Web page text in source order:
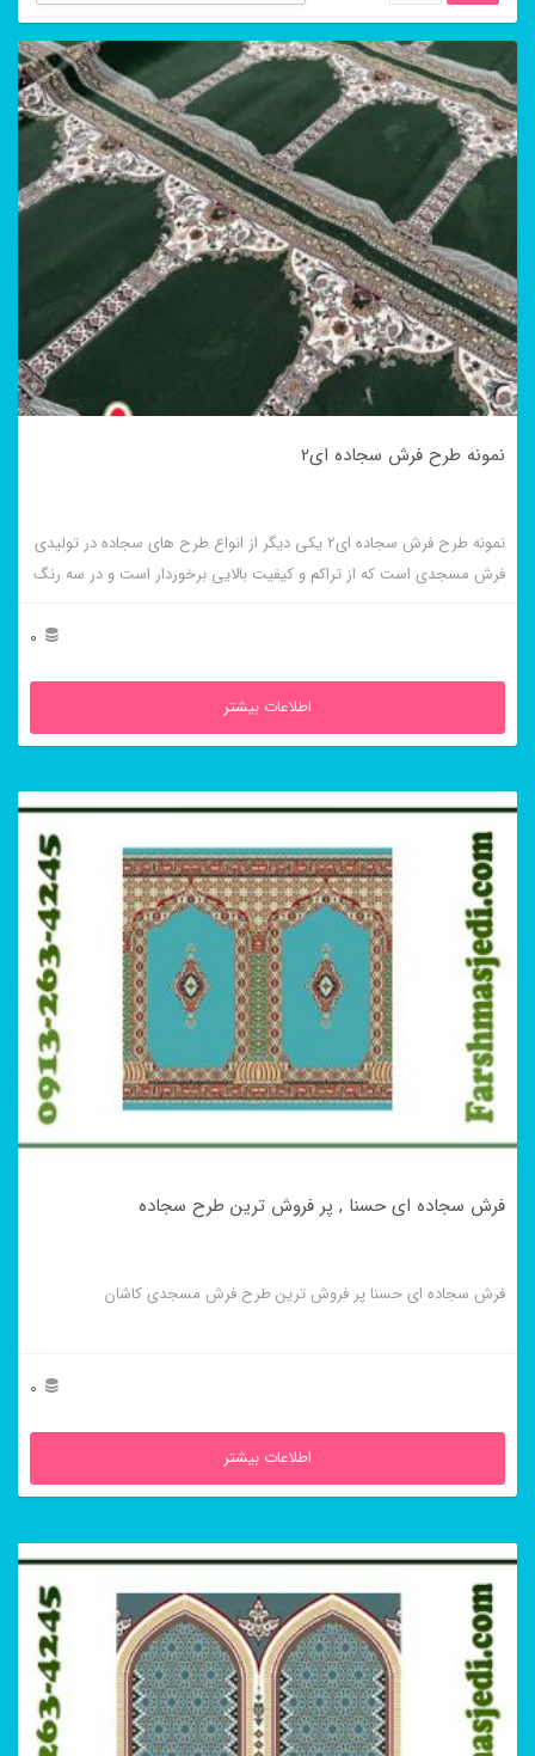
نمونه طرح فرش سجاده ای2
نمونه طرح فرش سجاده ای2 یکی دیگر از انواع طرح های سجاده در تولیدی
فرش مسجدی است که از تراکم و کیفیت بالایی برخوردار است و در سه رنگ
0
اطلاعات بیشتر
فرش سجاده ای حسنا , پر فروش ترین طرح سجاده
فرش سجاده ای حسنا پر فروش ترین طرح فرش مسجدی کاشان
0
اطلاعات بیشتر